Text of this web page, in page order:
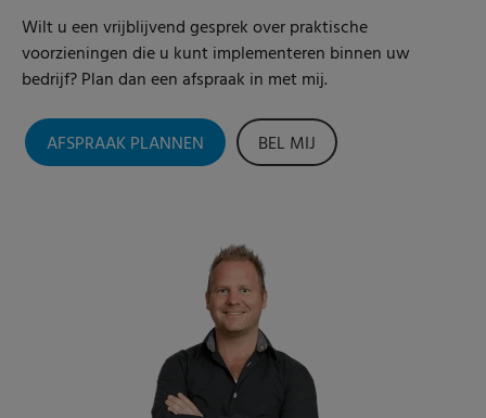
Wilt u een vrijblijvend gesprek over praktische
voorzieningen die u kunt implementeren binnen uw
bedrijf? Plan dan een afspraak in met mij.
AFSPRAAK PLANNEN BEL MIJ